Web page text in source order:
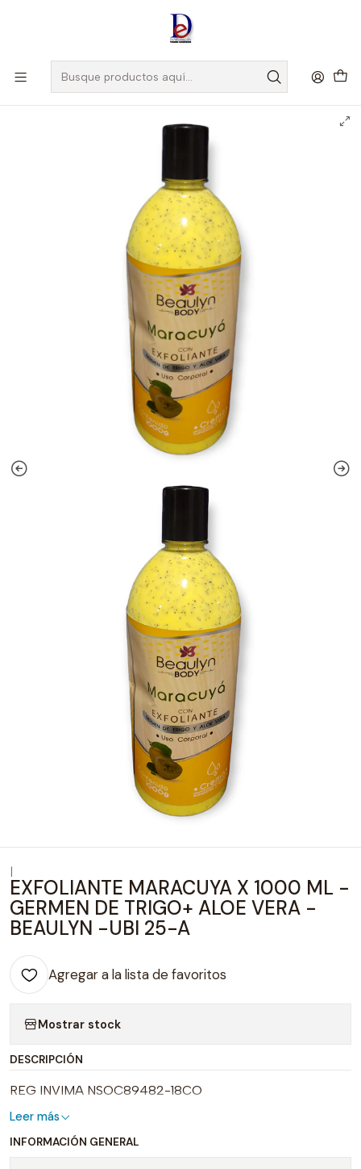
, Si eres nuevo regístrate
EXFOLIANTE MARACUYA X 1000 ML -GERMEN DE TRIGO+ ALOE
VERA -BEAULYN -UBI 25-A
EXFOLIANTE MARACUYA X 1000 ML -
GERMEN DE TRIGO+ ALOE VERA -
BEAULYN -UBI 25-A
Agregar a la lista de favoritos
Mostrar stock
DESCRIPCIÓN
REG INVIMA NSOC89482-18CO
Leer más
INFORMACIÓN GENERAL